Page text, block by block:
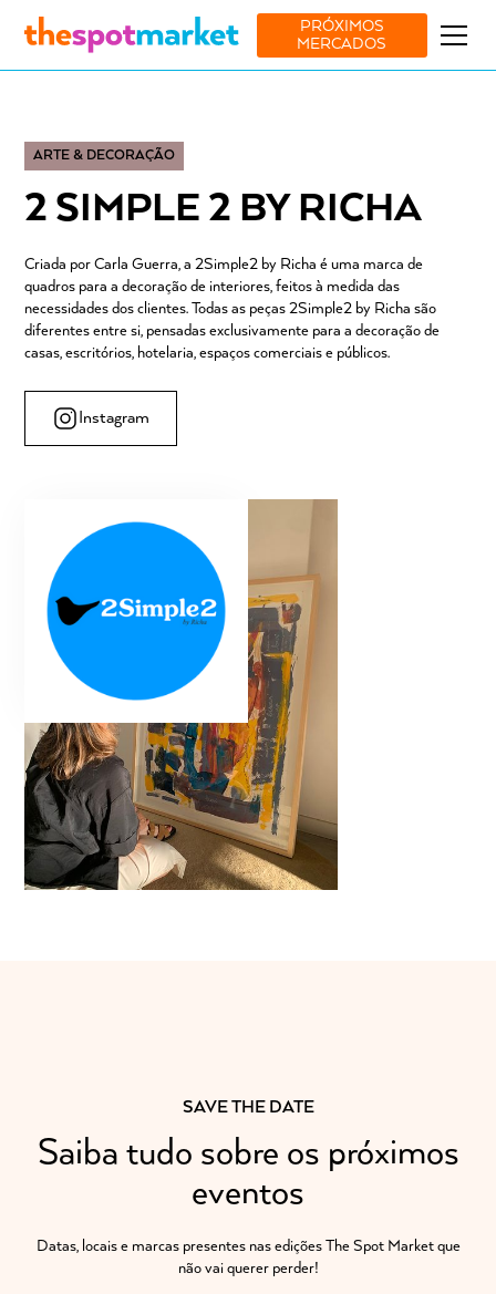
PRÓXIMOS
MERCADOS
ARTE & DECORAÇÃO
2 SIMPLE 2 BY RICHA
Criada por Carla Guerra, a 2Simple2 by Richa é uma marca de
quadros para a decoração de interiores, feitos à medida das
necessidades dos clientes. Todas as peças 2Simple2 by Richa são
diferentes entre si, pensadas exclusivamente para a decoração de
casas, escritórios, hotelaria, espaços comerciais e públicos.
Instagram
SAVE THE DATE
Saiba tudo sobre os próximos
eventos
Datas, locais e marcas presentes nas edições The Spot Market que
não vai querer perder!